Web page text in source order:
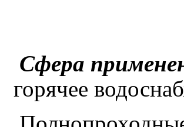
Сфера
горячее